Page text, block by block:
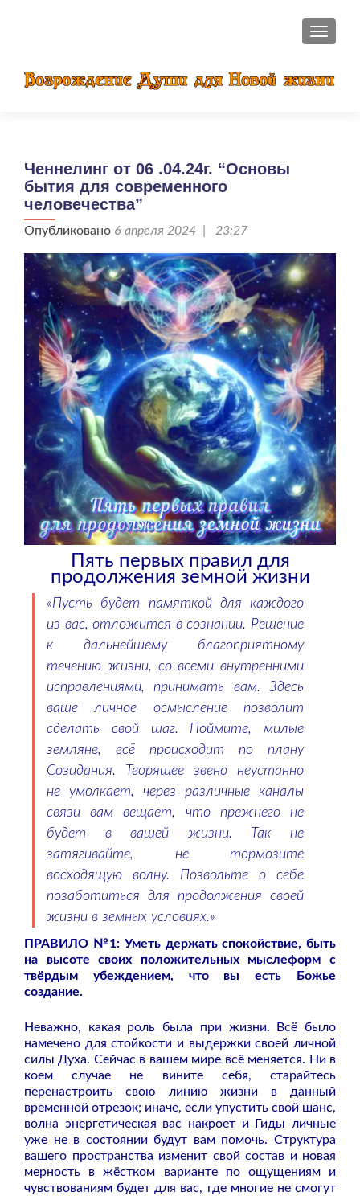
Ченнелинг от 06 .04.24г. “Основы
бытия для современного
человечества”
Опубликовано 6 апреля 2024 | 23:27
Пять первых правил для
продолжения земной жизни
«Пусть будет памяткой для каждого
из вас, отложится в сознании. Решение
к дальнейшему благоприятному
течению жизни, со всеми внутренними
исправлениями, принимать вам. Здесь
ваше личное осмысление позволит
сделать свой шаг. Поймите, милые
земляне, всё происходит по плану
Созидания. Творящее звено неустанно
не умолкает, через различные каналы
связи вам вещает, что прежнего не
будет в вашей жизни. Так не
затягивайте, не тормозите
восходящую волну. Позвольте о себе
позаботиться для продолжения своей
жизни в земных условиях.»
ПРАВИЛО №1: Уметь держать спокойствие, быть
на высоте своих положительных мыслеформ с
твёрдым убеждением, что вы есть Божье
создание.
Неважно, какая роль была при жизни. Всё было
намечено для стойкости и выдержки своей личной
силы Духа. Сейчас в вашем мире всё меняется. Ни в
коем случае не вините себя, старайтесь
перенастроить свою линию жизни в данный
временной отрезок; иначе, если упустить свой шанс,
волна энергетическая вас накроет и Гиды личные
уже не в состоянии будут вам помочь. Структура
вашего пространства изменит свой состав и новая
мерность в жёстком варианте по ощущениям и
чувствованиям будет для вас, где многие не смогут